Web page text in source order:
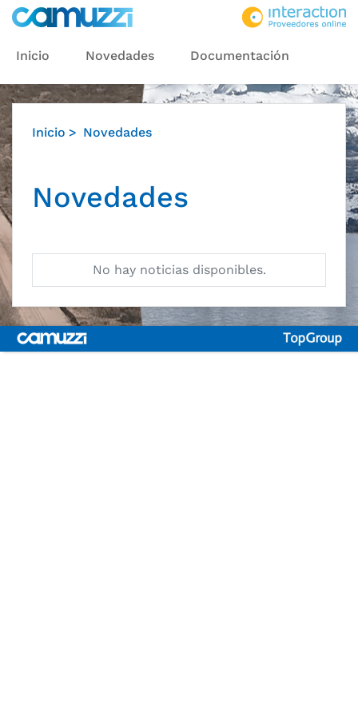
Inicio Novedades Documentación
Inicio Novedades
Novedades
No hay noticias disponibles.